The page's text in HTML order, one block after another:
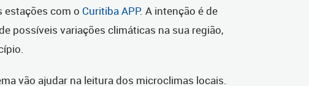
estações com o Curitiba APP. A intenção é de
possíveis variações climáticas na sua região,
vão ajudar na leitura dos microclimas locais.